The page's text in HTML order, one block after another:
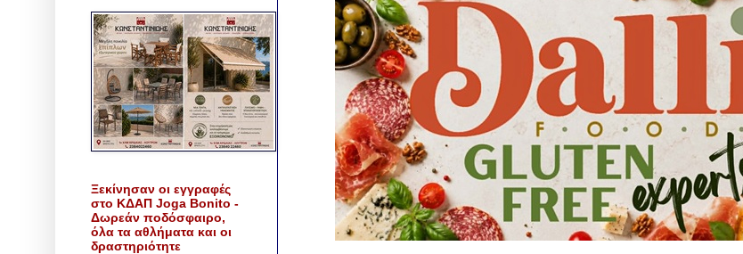
Ξεκίνησαν οι εγγραφές
στο ΚΔΑΠ Joga Bonito -
Δωρεάν ποδόσφαιρο,
όλα τα αθλήματα και οι
δραστηριότητε